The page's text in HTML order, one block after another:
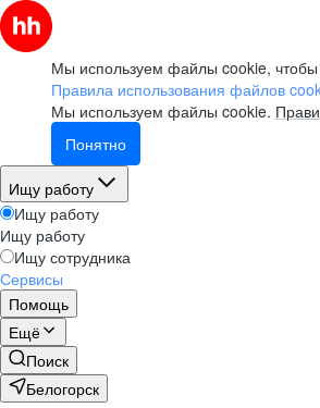
Мы используем файлы cookie, чтобы
Правила использования файлов
Мы используем файлы cookie.
Понятно
Ищу работу
Ищу работу
Ищу работу
Ищу сотрудника
Сервисы
Помощь
Ещё
Поиск
Белогорск